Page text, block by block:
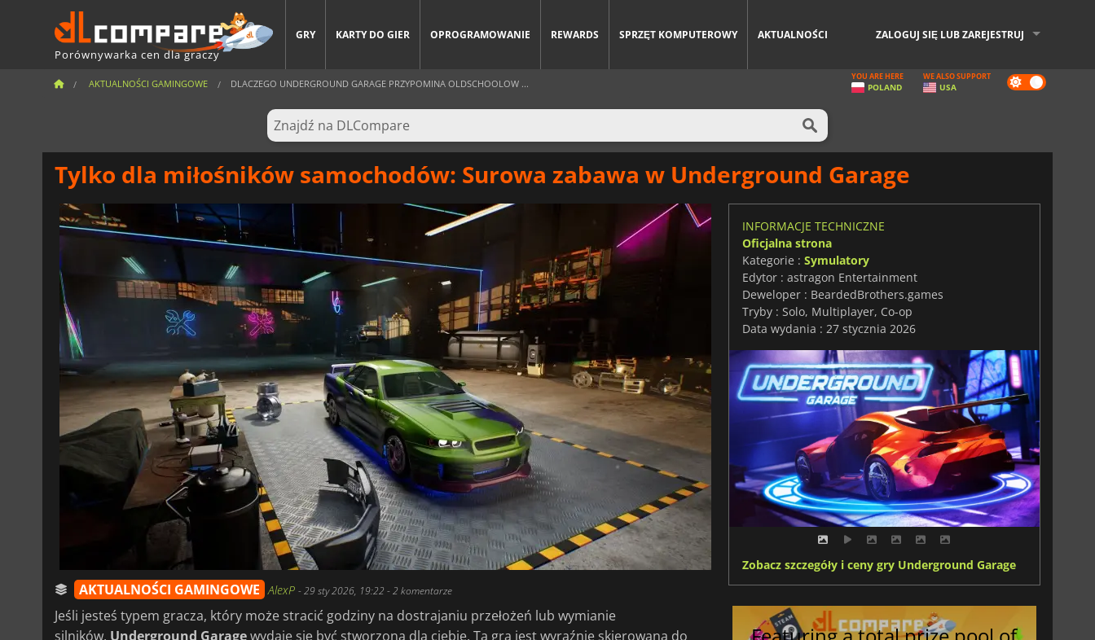
Porównywarka cen dla graczy
GRY KARTY DO GIER OPROGRAMOWANIE REWARDS SPRZĘT KOMPUTEROWY AKTUALNOŚCI ZALOGUJ SIĘ LUB ZAREJESTRUJ
AKTUALNOŚCI GAMINGOWE DLACZEGO UNDERGROUND GARAGE PRZYPOMINA OLDSCHOOLOW ... Dark
mode
YOU ARE HERE
POLAND
WE ALSO SUPPORT
USA
Tylko dla miłośników samochodów: Surowa zabawa w Underground Garage
AKTUALNOŚCI GAMINGOWE AlexP -29 sty 2026, 19:22 - 2 komentarze
Jeśli jesteś typem gracza, który może stracić godziny na dostrajaniu przełożeń lub wymianie
silników, Underground Garagewydaje się być stworzona dla ciebie. Ta gra jest wyraźnie skierowana do
INFORMACJE TECHNICZNE
Oficjalna strona
Kategorie : Symulatory
Edytor : astragon Entertainment
Deweloper : BeardedBrothers.games
Tryby : Solo, Multiplayer, Co-op
Data wydania : 27 stycznia 2026
Zobacz szczegóły i ceny gry Underground Garage